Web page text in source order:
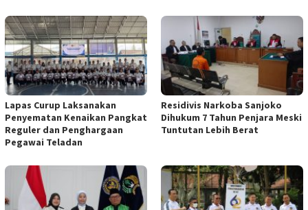
Lapas Curup Laksanakan
Penyematan Kenaikan Pangkat
Reguler dan Penghargaan
Pegawai Teladan
Residivis Narkoba Sanjoko
Dihukum 7 Tahun Penjara Meski
Tuntutan Lebih Berat